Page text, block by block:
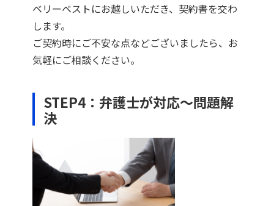
ベリーベストにお越しいただき、契約書を交わ
します。
ご契約時にご不安な点などございましたら、お
気軽にご相談ください。
STEP4：弁護士が対応～問題解
決